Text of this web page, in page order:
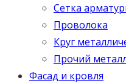
Сетка
Проволока
Круг
Прочий
Фасад и кровля